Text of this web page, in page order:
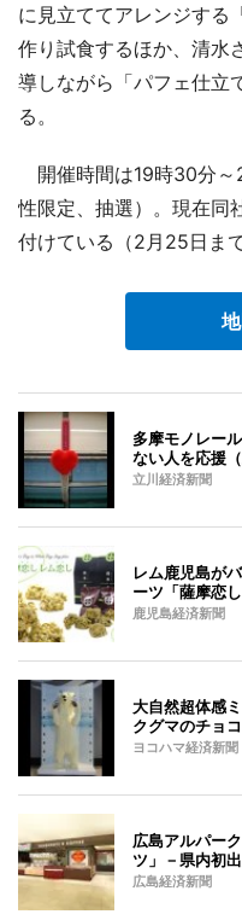
に見立ててアレンジする
作り試食するほか、清水
導しながら「パフェ仕立
る。
開催時間は19時30分～
性限定、抽選）。現在同
付けている（2月25日ま
多摩モノレー
ない人を応援
立川経済新聞
レム鹿児島が
ーツ「薩摩恋
鹿児島経済新聞
大自然超体感
クグマのチョ
ヨコハマ経済新聞
広島アルパー
ツ」－県内初
広島経済新聞